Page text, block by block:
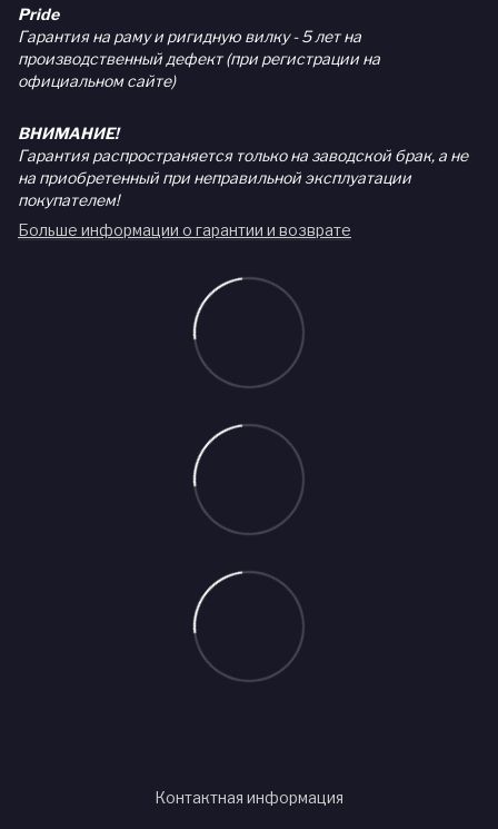
Pride
Гарантия на раму и ригидную вилку - 5 лет на
производственный дефект (при регистрации на
официальном сайте)
ВНИМАНИЕ!
Гарантия распространяется только на заводской брак, а не
на приобретенный при неправильной эксплуатации
покупателем!
Больше информации о гарантии и возврате
Контактная информация